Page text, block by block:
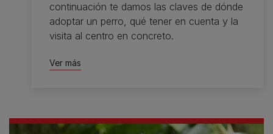
continuación te damos las claves de dónde
adoptar un perro, qué tener en cuenta y la
visita al centro en concreto.
Ver más